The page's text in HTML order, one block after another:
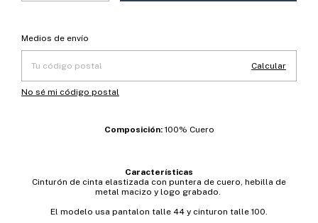
Entregas para el CP:
Medios de envío
Calcular
No sé mi código postal
Composición: 100% Cuero
Características
Cinturón de cinta elastizada con puntera de cuero, hebilla de
metal macizo y logo grabado.
El modelo usa pantalon talle 44 y cinturon talle 100.